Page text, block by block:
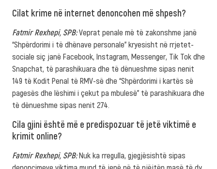
Cilat krime në internet denoncohen më shpesh?
Fatmir Rexhepi, SPB:Veprat penale më të zakonshme janë
“Shpërdorimi i të dhënave personale” kryesisht në rrjetet-
sociale siç janë Facebook, Instagram, Messenger, Tik Tok dhe
Snapchat, të parashikuara dhe të dënueshme sipas nenit
149 të Kodit Penal të RMV-së dhe “Shpërdorimi i kartës së
pagesës dhe lëshimi i çekut pa mbulesë” të parashikuara dhe
të dënueshme sipas nenit 274.
Cila gjini është më e predispozuar të jetë viktimë e
krimit online?
Fatmir Rexhepi, SPB:Nuk ka rregulla, gjegjësishtë sipas
denoncimeve viktima mund të jenë në të njëjtën masë të dy